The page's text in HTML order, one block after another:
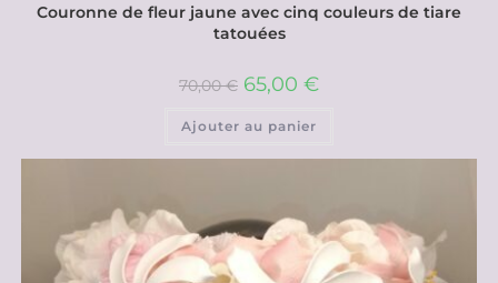
Couronne de fleur jaune avec cinq couleurs de tiare
tatouées
70,00€ 65,00 €
Ajouter au panier